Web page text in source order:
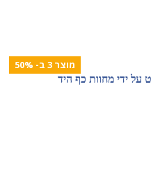
מוצר 3 ב- 50%